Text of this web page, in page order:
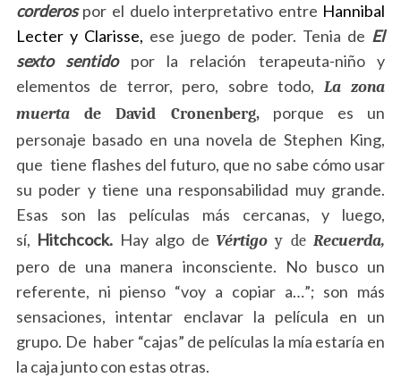
corderospor el duelo interpretativo entre Hannibal
Lecter y Clarisse, ese juego de poder. Tenia de El
sexto sentidopor la relación terapeuta-niño y
elementos de terror, pero, sobre todo, La zona
muertade David Cronenberg,porque es un
personaje basado en una novela de Stephen King,
que tiene flashes del futuro, que no sabe cómo usar
su poder y tiene una responsabilidad muy grande.
Esas son las películas más cercanas, y luego,
sí, Hitchcock. Hay algo de Vértigoy deRecuerda,
pero de una manera inconsciente. No busco un
referente, ni pienso “voy a copiar a…”; son más
sensaciones, intentar enclavar la película en un
grupo. De haber “cajas” de películas la mía estaría en
la cajajunto con estas otras.